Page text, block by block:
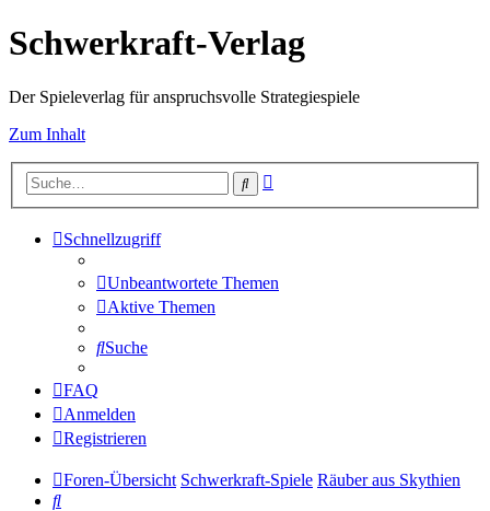
Schwerkraft-Verlag
Der Spieleverlag für anspruchsvolle Strategiespiele
Zum Inhalt
Suche
Schnellzugriff
Unbeantwortete Themen
Aktive Themen
Suche
FAQ
Anmelden
Registrieren
Foren-Übersicht Schwerkraft-Spiele Räuber aus Skythien
Suche